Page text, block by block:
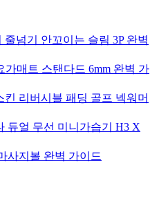
넘기 안꼬이는 슬림 3P 완벽
가매트 스탠다드 6mm 완벽 가
리버시블 패딩 골프 넥워머
듀얼 무선 미니가습기 H3 X
사지볼 완벽 가이드